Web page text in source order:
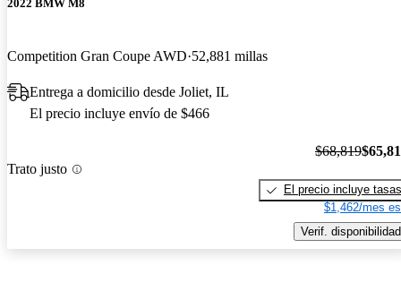
2022 BMW M8
Competition Gran Coupe AWD 52,881 millas
Entrega a domicilio desde Joliet, IL
El precio incluye envío de $466
Trato justo
$68,819
El precio incluye tasas
$1,462/mes
Verif. disponibilidad